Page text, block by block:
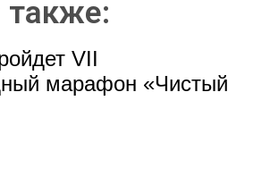
также:
VII
марафон «Чистый